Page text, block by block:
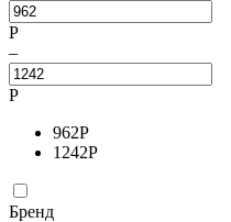
Р
–
Р
962Р
1242Р
Бренд